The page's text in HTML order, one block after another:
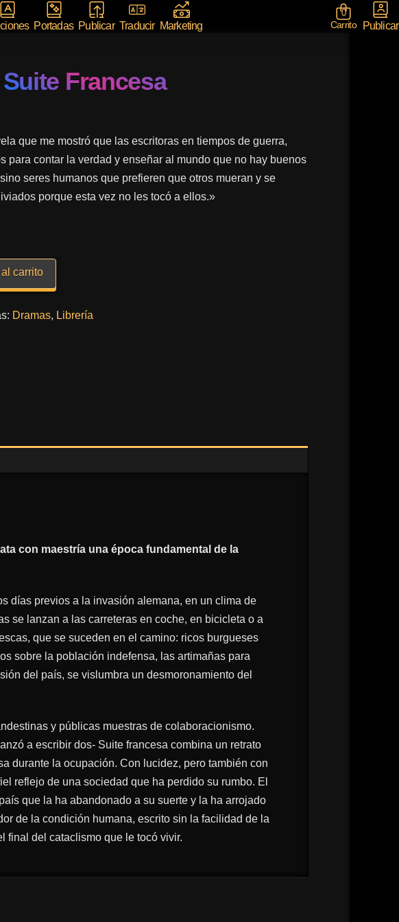
Portadas Publicar Traducir Marketing
0
Carrito Publicar
Francesa
que me mostró que las escritoras en tiempos de guerra,
para contar la verdad y enseñar al mundo que no hay buenos
seres humanos que prefieren que otros mueran y se
porque esta vez no les tocó a ellos.»
carrito
Dramas, Librería
con maestría una época fundamental de la
días previos a la invasión alemana, en un clima de
se lanzan a las carreteras en coche, en bicicleta o a
que se suceden en el camino: ricos burgueses
sobre la población indefensa, las artimañas para
del país, se vislumbra un desmoronamiento del
y públicas muestras de colaboracionismo.
a escribir dos- Suite francesa combina un retrato
durante la ocupación. Con lucidez, pero también con
reflejo de una sociedad que ha perdido su rumbo. El
que la ha abandonado a su suerte y la ha arrojado
de la condición humana, escrito sin la facilidad de la
final del cataclismo que le tocó vivir.